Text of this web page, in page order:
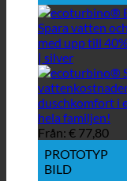
Från: € 77,80
PROTOTYP
BILD